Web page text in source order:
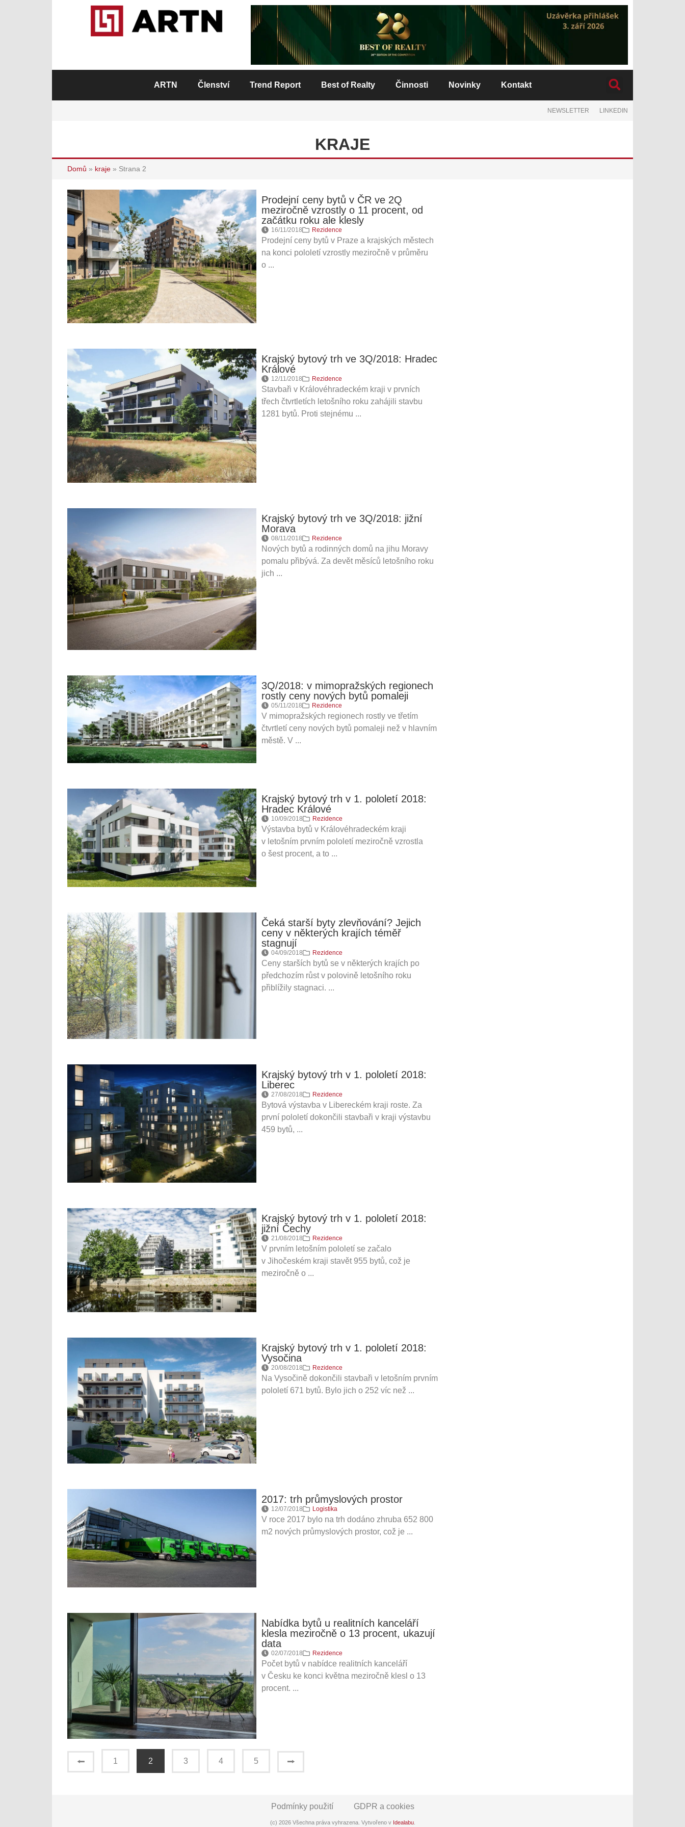
ARTN Členství Trend Report Best of Realty Činnosti Novinky Kontakt
NEWSLETTER LINKEDIN
KRAJE
Domů » kraje » Strana 2
Prodejní ceny bytů v ČR ve 2Q
meziročně vzrostly o 11 procent, od
začátku roku ale klesly
16/11/2018 Rezidence
Prodejní ceny bytů v Praze a krajských městech
na konci pololetí vzrostly meziročně v průměru
o ...
Krajský bytový trh ve 3Q/2018: Hradec
Králové
12/11/2018 Rezidence
Stavbaři v Královéhradeckém kraji v prvních
třech čtvrtletích letošního roku zahájili stavbu
1281 bytů. Proti stejnému ...
Krajský bytový trh ve 3Q/2018: jižní
Morava
08/11/2018 Rezidence
Nových bytů a rodinných domů na jihu Moravy
pomalu přibývá. Za devět měsíců letošního roku
jich ...
3Q/2018: v mimopražských regionech
rostly ceny nových bytů pomaleji
05/11/2018 Rezidence
V mimopražských regionech rostly ve třetím
čtvrtletí ceny nových bytů pomaleji než v hlavním
městě. V ...
Krajský bytový trh v 1. pololetí 2018:
Hradec Králové
10/09/2018 Rezidence
Výstavba bytů v Královéhradeckém kraji
v letošním prvním pololetí meziročně vzrostla
o šest procent, a to ...
Čeká starší byty zlevňování? Jejich
ceny v některých krajích téměř
stagnují
04/09/2018 Rezidence
Ceny starších bytů se v některých krajích po
předchozím růst v polovině letošního roku
přiblížily stagnaci. ...
Krajský bytový trh v 1. pololetí 2018:
Liberec
27/08/2018 Rezidence
Bytová výstavba v Libereckém kraji roste. Za
první pololetí dokončili stavbaři v kraji výstavbu
459 bytů, ...
Krajský bytový trh v 1. pololetí 2018:
jižní Čechy
21/08/2018 Rezidence
V prvním letošním pololetí se začalo
v Jihočeském kraji stavět 955 bytů, což je
meziročně o ...
Krajský bytový trh v 1. pololetí 2018:
Vysočina
20/08/2018 Rezidence
Na Vysočině dokončili stavbaři v letošním prvním
pololetí 671 bytů. Bylo jich o 252 víc než ...
2017: trh průmyslových prostor
12/07/2018 Logistika
V roce 2017 bylo na trh dodáno zhruba 652 800
m2 nových průmyslových prostor, což je ...
Nabídka bytů u realitních kanceláří
klesla meziročně o 13 procent, ukazují
data
02/07/2018 Rezidence
Počet bytů v nabídce realitních kanceláří
v Česku ke konci května meziročně klesl o 13
procent. ...
⭠ 1 2 3 4 5 ⭢
Podmínky použití GDPR a cookies
(c) 2026 Všechna práva vyhrazena. Vytvořeno v Idealabu.